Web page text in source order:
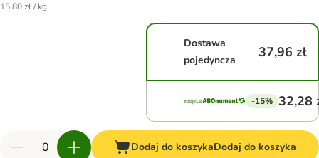
15,80 zł / kg
Dostawa
pojedyncza
37,96 zł
-15% 32,28
Dodaj do koszykaDodaj do koszyka